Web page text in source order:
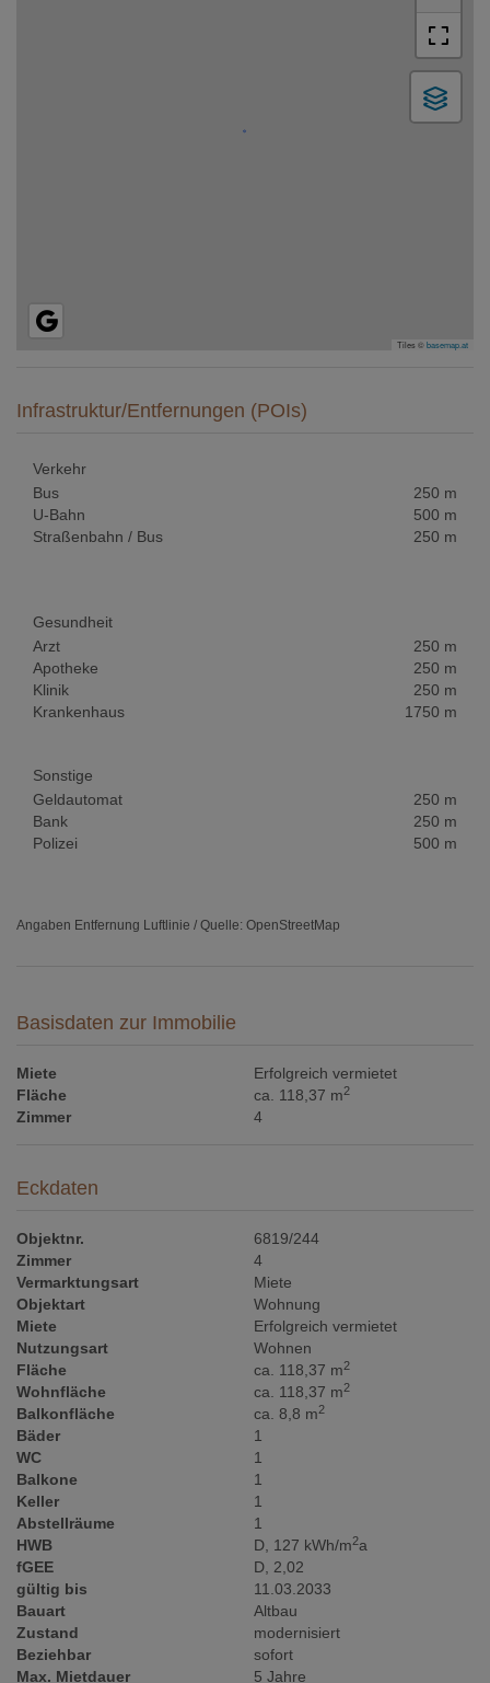
Tiles ©basemap.at
Infrastruktur/Entfernungen (POIs)
Verkehr
Bus
250 m
U-Bahn
500 m
Straßenbahn / Bus
250 m
Gesundheit
Arzt
250 m
Apotheke
250 m
Klinik
250 m
Krankenhaus
1750 m
Sonstige
Geldautomat
250 m
Bank
250 m
Polizei
500 m
Angaben Entfernung Luftlinie / Quelle: OpenStreetMap
Basisdaten zur Immobilie
Miete
Erfolgreich vermietet
Fläche
ca. 118,37 m2
Zimmer 4
Eckdaten
Objektnr.
6819/244
Zimmer
4
Vermarktungsart
Miete
Objektart
Wohnung
Miete
Erfolgreich vermietet
Nutzungsart
Wohnen
Fläche
ca. 118,37 m2
Wohnfläche ca. 118,37 m2
Balkonfläche ca. 8,8 m2
Bäder
1
WC
1
Balkone
1
Keller
1
Abstellräume
1
HWB
D, 127 kWh/m2a
fGEE
D, 2,02
gültig bis
11.03.2033
Bauart
Altbau
Zustand
modernisiert
Beziehbar
sofort
Max. Mietdauer
5 Jahre